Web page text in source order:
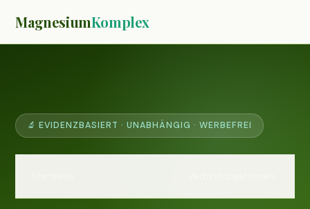
MagnesiumKomplex
🔬 EVIDENZBASIERT · UNABHÄNGIG · WERBEFREI